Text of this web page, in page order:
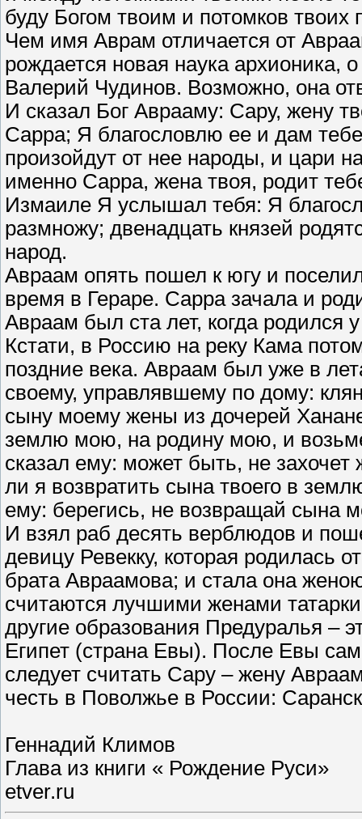
буду Богом твоим и потомков твоих
Чем имя Аврам отличается от
рождается новая наука архионика,
Валерий Чудинов. Возможно, она
И сказал Бог Аврааму: Сару, жену
Сарра; Я благословлю ее и дам
произойдут от нее народы, и цари
именно Сарра, жена твоя, родит
Измаиле Я услышал тебя: Я
размножу; двенадцать князей
народ.
Авраам опять пошел к югу и
время в Гераре. Сарра зачала и
Авраам был ста лет, когда родился
Кстати, в Россию на реку Кама
поздние века. Авраам был уже в
своему, управлявшему по дому:
сыну моему жены из дочерей
землю мою, на родину мою, и
сказал ему: может быть, не
ли я возвратить сына твоего в
ему: берегись, не возвращай сына
И взял раб десять верблюдов и
девицу Ревекку, которая
брата Авраамова; и стала она
считаются лучшими женами
другие образования Предуралья –
Египет (страна Евы). После Евы
следует считать Сару – жену
честь в Поволжье в России:
Геннадий Климов
Глава из книги « Рождение Руси»
etver.ru